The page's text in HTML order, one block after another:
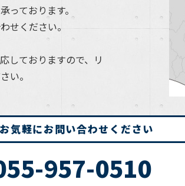
っております。
せください。
しておりますので、リ
い。
気軽にお問い合わせください
957-0510